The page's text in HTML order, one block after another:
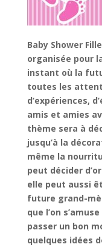
Baby Shower
organisée pour
instant où la
toutes les
d’expériences,
amis et amies
thème sera à
jusqu’à la
même la
peut décider
elle peut aussi
future grand-
que l’on
passer un bon
quelques idées